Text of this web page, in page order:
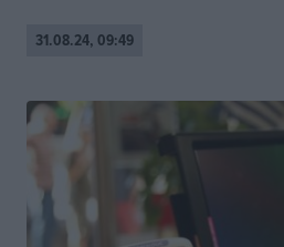
31.08.24, 09:49